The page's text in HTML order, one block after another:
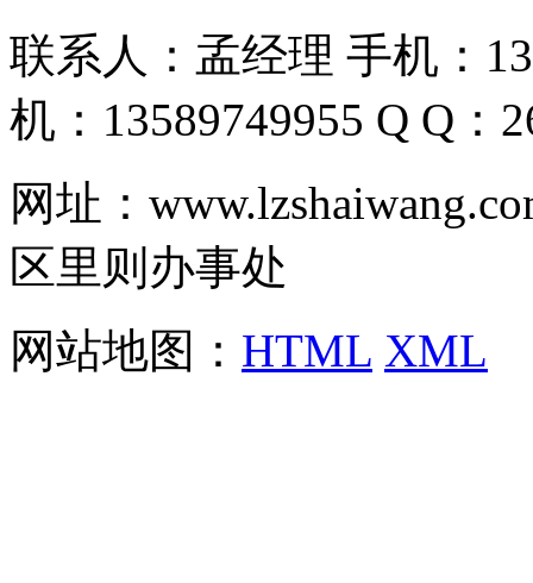
联系人：孟经理 手机：
机：13589749955 Q Q：
网址：
区里则办事处
网站地图： HTML XML